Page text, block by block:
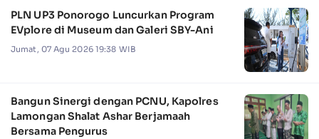
PLN UP3 Ponorogo Luncurkan Program
EVplore di Museum dan Galeri SBY-Ani
Jumat, 07 Agu 2026 19:38 WIB
Bangun Sinergi dengan PCNU, Kapolres
Lamongan Shalat Ashar Berjamaah
Bersama Pengurus